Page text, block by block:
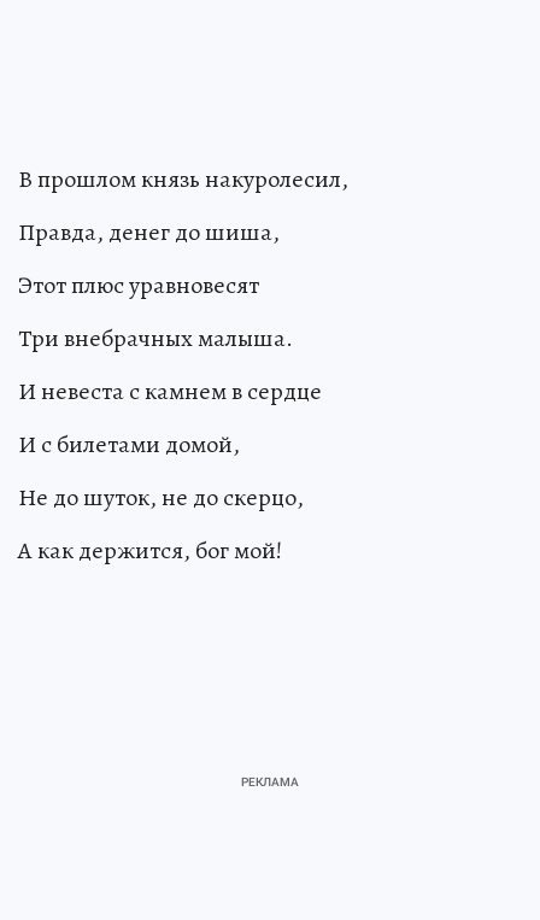
В прошлом князь накуролесил,
Правда, денег до шиша,
Этот плюс уравновесят
Три внебрачных малыша.
И невеста с камнем в сердце
И с билетами домой,
Не до шуток, не до скерцо,
А как держится, бог мой!